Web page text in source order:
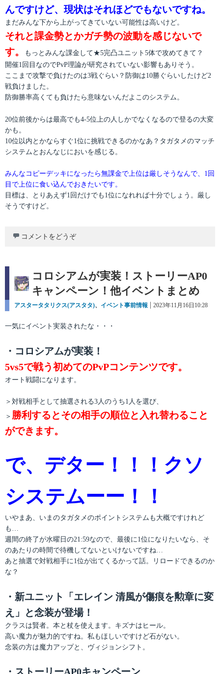
んですけど、現状はそれほどでもないですね。
まだみんな下から上がってきていない可能性は高いけど。
それと課金勢とかガチ勢の波動を感じないで
す。
もっとみんな課金して★5完凸ユニット5体で攻めてきて？
開催1回目なのでPvP理論が研究されていない影響もありそう。
ここまで攻撃で負けたのは3戦ぐらい？防御は10勝ぐらいしたけど2
戦負けました。
防御勝率高くても負けたら意味ないんだよこのシステム。
20位前後からは最高でも4-5位上の人しかでなくなるので登るの大変
かも。
10位以内とかならすぐ1位に挑戦できるのかなあ？タガタメのマッチ
システムとおんなじにおいを感じる。
みんなコピーデッキになったら無課金で上位は厳しそうなんで、1回
目で上位に食い込んでおきたいです。
目標は、とりあえず1回だけでも1位になれれば十分でしょう。厳し
そうですけど。
コメントをどうぞ
コロシアムが実装！ストーリーAP0
キャンペーン！他イベントまとめ
カ
ゴ
アスタータタリクス(アスタタ)、 イベント事前情報
投
2023年11月16日10:28
一気にイベント実装されたな・・・
・コロシアムが実装！
5vs5で戦う初めてのPvPコンテンツです。
オート戦闘になります。
＞対戦相手として抽選される3人のうち1人を選び、
＞ 勝利するとその相手の順位と入れ替わること
ができます。
で、デター！！！クソ
システムーー！！
いやまあ、いまのタガタメのポイントシステムも大概ですけれど
も…
週間の終了が水曜日の21:59なので、最後に1位になりたいなら、そ
のあたりの時間で待機してないといけないですね…
あと抽選で対戦相手に1位が出てくるかって話。リロードできるのか
な？
・新ユニット「エレイン 清風が傷痕を勲章に変
え」と念装が登場！
クラスは賢者。本と杖を使えます。キズナはヒール。
高い魔力が魅力的ですね。私もほしいですけど石がない。
念装の方は魔力アップと、ヴィジョンシフト。
・ストーリーAP0キャンペーン